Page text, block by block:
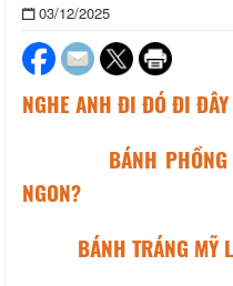
03/12/2025
NGHE ANH ĐI ĐÓ ĐI ĐÂY
BÁNH PHỒNG
NGON?
BÁNH TRÁNG MỸ